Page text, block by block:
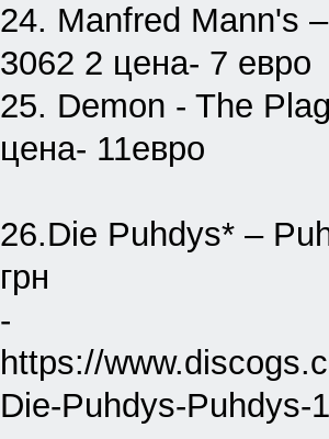
24. Manfred Mann's
3062 2 цена- 7 евро
25. Demon - The
цена- 11евро
26.Die Puhdys* –
грн
-
https://
Die-Puhdys-Puhdys-